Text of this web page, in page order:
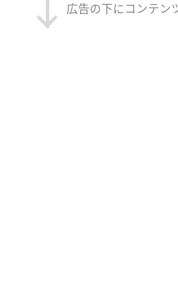
広告の下にコンテン